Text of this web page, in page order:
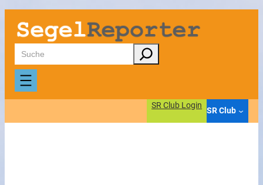
Suchen
SR Club Login
SR Club